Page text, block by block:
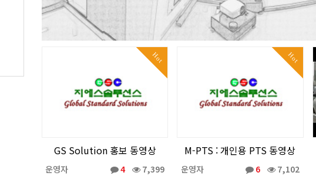
Hot
GS Solution 홍보 동영상
운영자 4 7,399
Hot
M-PTS : 개인용 PTS 동영상
운영자 6 7,102